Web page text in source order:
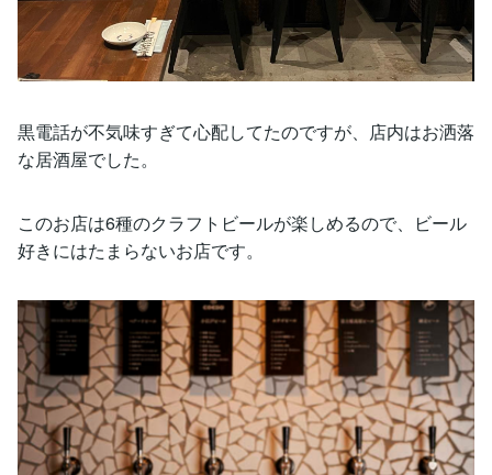
黒電話が不気味すぎて心配してたのですが、店内はお洒落
な居酒屋でした。
このお店は6種のクラフトビールが楽しめるので、ビール
好きにはたまらないお店です。